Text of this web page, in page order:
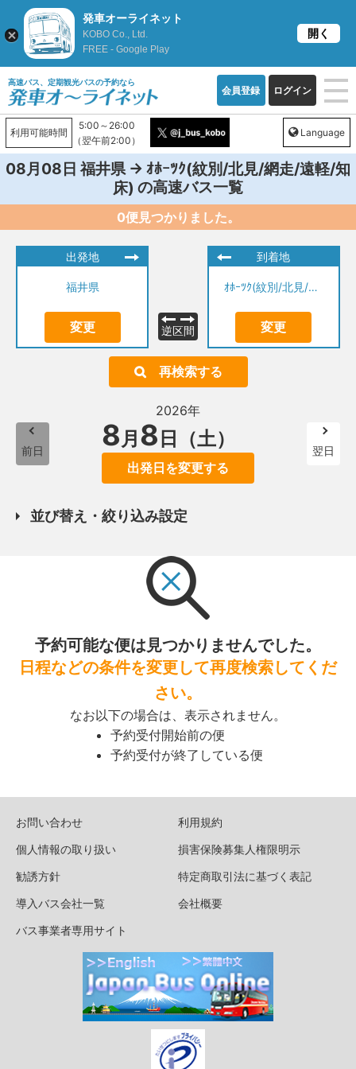
高速バス、定期観光バスの予約なら
会員登録 ログイン
利用可能時間
5:00～26:00
（翌午前2:00）
Language
08月08日福井県 → ｵﾎｰﾂｸ(紋別/北見/網走/遠軽/知
床) の高速バス一覧
0便見つかりました。
出発地
福井県
変更 逆区間
到着地
ｵﾎｰﾂｸ(紋別/北見/網走/遠軽/知床)
変更
再検索する
前日
2026年
8月 8 日（土）
出発日を変更する
翌日
並び替え・絞り込み設定
予約可能な便は見つかりませんでした。
日程などの条件を変更して再度検索してくだ
さい。
なお以下の場合は、表示されません。
予約受付開始前の便
予約受付が終了している便
お問い合わせ
利用規約
個人情報の取り扱い
損害保険募集人権限明示
勧誘方針
特定商取引法に基づく表記
導入バス会社一覧
会社概要
バス事業者専用サイト
発車オーライネット
KOBO Co., Ltd.
FREE - Google Play
開く